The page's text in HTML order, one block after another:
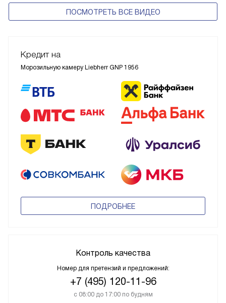
ПОСМОТРЕТЬ ВСЕ ВИДЕО
Кредит на
Морозильную камеру Liebherr GNP 1956
ПОДРОБНЕЕ
Контроль качества
Номер для претензий и предложений:
+7 (495) 120-11-96
с 08:00 до 17:00 по будням